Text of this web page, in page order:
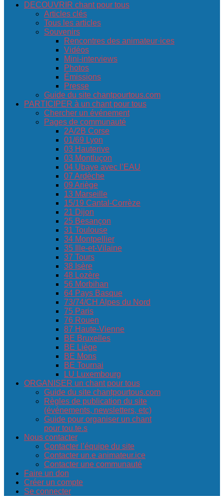
DECOUVRIR chant pour tous
Articles clés
Tous les articles
Souvenirs
Rencontres des animateur·ices
Vidéos
Mini-interviews
Photos
Émissions
Presse
Guide du site chantpourtous.com
PARTICIPER à un chant pour tous
Chercher un événement
Pages de communauté
2A/2B Corse
01/69 Lyon
03 Hauterive
03 Montluçon
04 Ubaye avec l’EAU
07 Ardèche
09 Ariège
13 Marseille
15/19 Cantal-Corrèze
21 Dijon
25 Besançon
31 Toulouse
34 Montpellier
35 Ille-et-Vilaine
37 Tours
38 Isère
48 Lozère
56 Morbihan
64 Pays Basque
73/74/CH Alpes du Nord
75 Paris
76 Rouen
87 Haute-Vienne
BE Bruxelles
BE Liège
BE Mons
BE Tournai
LU Luxembourg
ORGANISER un chant pour tous
Guide du site chantpourtous.com
Règles de publication du site
(événements, newsletters, etc)
Guide pour organiser un chant
pour tou.te.s
Nous contacter
Contacter l’équipe du site
Contacter un.e animateur.ice
Contacter une communauté
Faire un don
Créer un compte
Se connecter